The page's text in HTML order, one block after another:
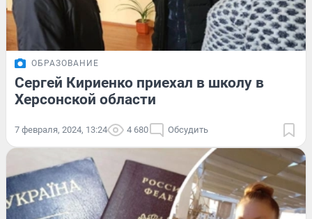
ОБРАЗОВАНИЕ
Сергей Кириенко приехал в школу в
Херсонской области
7 февраля, 2024, 13:24 4 680 Обсудить